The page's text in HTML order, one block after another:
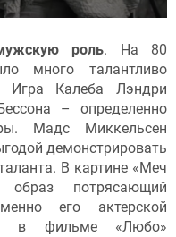
роль. На 80
много талантливо
Игра Калеба Лэндри
– определенно
Мадс Миккельсен
демонстрировать
В картине «Меч
потрясающий
его актерской
в фильме «Любо»